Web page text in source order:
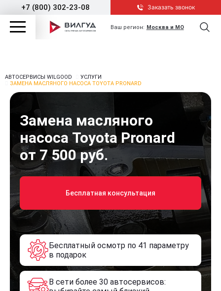
+7 (800) 302-23-08 Заказать звонок
Ваш регион: Москва и МО
АВТОСЕРВИСЫ WILGOOD
УСЛУГИ
ЗАМЕНА МАСЛЯНОГО НАСОСА TOYOTA PRONARD
Замена масляного
насоса Toyota Pronard
от 7 500 руб.
Бесплатная консультация
Бесплатный осмотр по 41 параметру
в подарок
В сети более 30 автосервисов: